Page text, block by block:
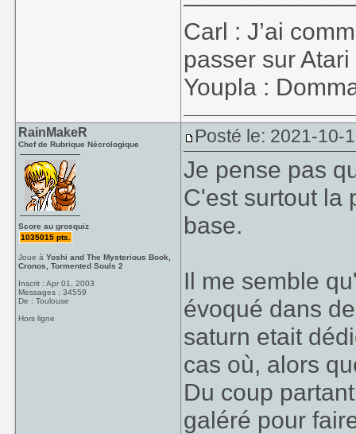
Carl : J’ai
passer sur Atari
Youpla :
RainMakeR
Chef de Rubrique Nécrologique
Score au grosquiz
1035015 pts.
Joue àYoshi and The Mysterious Book,
Cronos, Tormented Souls 2
Inscrit : Apr 01, 2003
Messages : 34559
De : Toulouse
Hors ligne
Posté le: 2021-10-
Je pense pas
C'est surtout la
base.
Il me semble
évoqué dans
saturn etait
cas où, alors
Du coup
galéré pour